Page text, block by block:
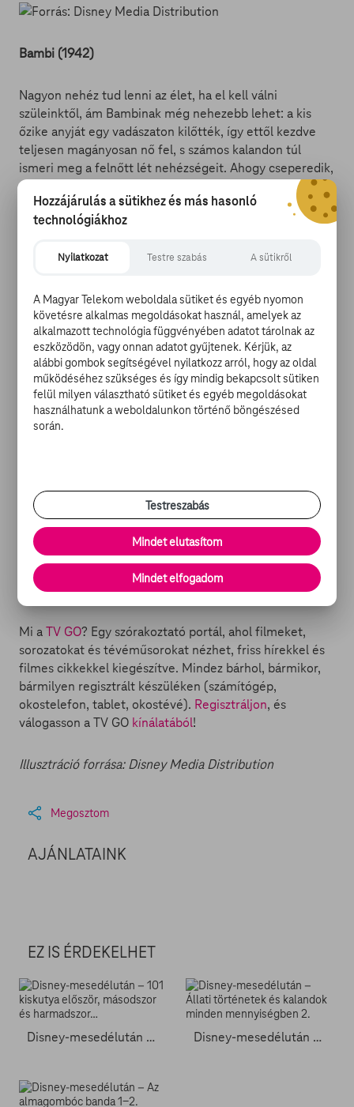
Bambi (1942)
Nagyon nehéz tud lenni az élet, ha el kell válni
szüleinktől, ám Bambinak még nehezebb lehet: a kis
őzike anyját egy vadászaton kilőtték, így ettől kezdve
teljesen magányosan nő fel, s számos kalandon túl
ismeri meg a felnőtt lét nehézségeit. Ahogy cseperedik,
több őzzel és baráttal is összesodorja az élet, később
megtalálja társát, végül pedig egy csapat vezetőjévé
válik…
Bambi 2. - Bambi és az erdő hercege (2006)
A több mint egy évtizeddel ezelőtt készült folytatás
tehát Bambi fiatalkorába enged bepillantani még
inkább: anyja elpusztul, de kisvártatva kiderül, hogy apja
az erdő Nagyhercege – aki mellesleg nem túlzottan
örül, hogy a jövevényt Neki kell babusgatnia, hiszen az Ő
elvesztését és igazi családdá válnak…
DISNEY-MESEDÉLUTÁN- A KIS ŐZGIDA KALANDJAI A
TV GO-N:
Bambi
Bambi 2. - Bambi és az erdő hercege
Mi aTV GO? Egy szórakoztató portál, ahol filmeket,
sorozatokat és tévéműsorokat nézhet, friss hírekkel és
filmes cikkekkel kiegészítve. Mindez bárhol, bármikor,
bármilyen regisztrált készüléken (számítógép,
okostelefon, tablet, okostévé). Regisztráljon, és
válogasson a TV GO kínálatából!
Illusztráció forrása: Disney Media Distribution
Megosztom
AJÁNLATAINK
EZ IS ÉRDEKELHET
Disney-mesedélután – 101 kiskutya először, másodszor és harmadszor… Disney-mesedélután – Állati történetek és kalandok minden mennyiségben 2.
Hozzájárulás a sütikhez és más hasonló
technológiákhoz
Nyilatkozat Testre szabás A sütikről
A Magyar Telekom weboldala sütiket és egyéb nyomon
követésre alkalmas megoldásokat használ, amelyek az
alkalmazott technológia függvényében adatot tárolnak az
eszközödön, vagy onnan adatot gyűjtenek. Kérjük, az
alábbi gombok segítségével nyilatkozz arról, hogy az oldal
működéséhez szükséges és így mindig bekapcsolt sütiken
felül milyen választható sütiket és egyéb megoldásokat
használhatunk a weboldalunkon történő böngészésed
során.
Testreszabás
Mindet elutasítom
Mindet elfogadom